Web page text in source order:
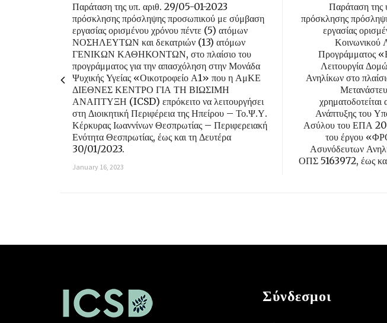
Παράταση της υπ. αριθ. 29/05-01-2023
πρόσκλησης πρόσληψης προσωπικού με σύμβαση
εργασίας ορισμένου χρόνου πέντε (5) ατόμων
ΝΟΣΗΛΕΥΤΩΝ και δεκατριών (13) ατόμων
ΓΕΝΙΚΩΝ ΚΑΘΗΚΟΝΤΩΝ, στο πλαίσιο του
προγράμματος για την απασχόληση στην Μονάδα
Ψυχικής Υγείας «Οικοτροφείο Α1» που η ΑμΚΕ
ΔΙΕΘΝΕΣ ΚΕΝΤΡΟ ΓΙΑ ΤΗ ΒΙΩΣΙΜΗ
ΑΝΑΠΤΥΞΗ (ICSD) επρόκειτο να λειτουργήσει
στη Διοικητική Περιφέρεια της Ηπείρου – Το.Ψ.Υ.
Κέρκυρας Ιωαννίνων Θεσπρωτίας – Περιφερειακή
Ενότητα Θεσπρωτίας, έως και τη Δευτέρα
30/01/2023.
January 16, 2023
Παράταση
πρόσκλησης
εργασίας
Κοινωνικού
Προγράμματος
Λειτουργία
Ανηλίκων στο
Ανάπτυξης του
Ασύλου του ΕΠΑ
του έργου
Ασυνόδευτων
ΟΠΣ 5163972, έως
Σύνδεσμοι